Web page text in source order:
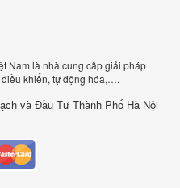
Nam là nhà cung cấp giải pháp
khiển, tự động hóa,….
và Đầu Tư Thành Phố Hà Nội